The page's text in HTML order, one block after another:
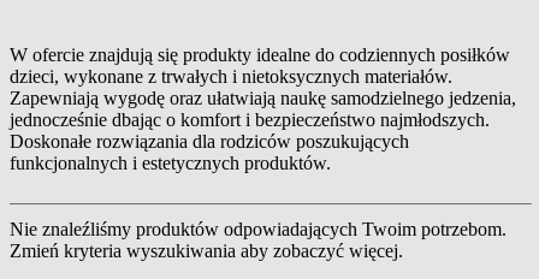
W ofercie znajdują się produkty idealne do codziennych posiłków
dzieci, wykonane z trwałych i nietoksycznych materiałów.
Zapewniają wygodę oraz ułatwiają naukę samodzielnego jedzenia,
jednocześnie dbając o komfort i bezpieczeństwo najmłodszych.
Doskonałe rozwiązania dla rodziców poszukujących
funkcjonalnych i estetycznych produktów.
Nie znaleźliśmy produktów odpowiadających Twoim potrzebom.
Zmień kryteria wyszukiwania aby zobaczyć więcej.